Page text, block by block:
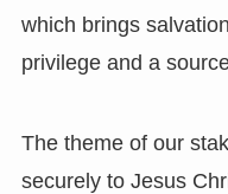
which brings
privilege and a
The theme of our
securely to Jesus